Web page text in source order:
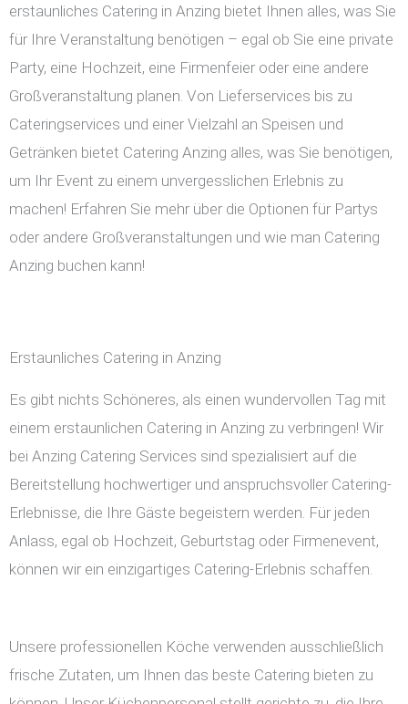
erstaunliches Catering in Anzing bietet Ihnen alles, was Sie
für Ihre Veranstaltung benötigen – egal ob Sie eine private
Party, eine Hochzeit, eine Firmenfeier oder eine andere
Großveranstaltung planen. Von Lieferservices bis zu
Cateringservices und einer Vielzahl an Speisen und
Getränken bietet Catering Anzing alles, was Sie benötigen,
um Ihr Event zu einem unvergesslichen Erlebnis zu
machen! Erfahren Sie mehr über die Optionen für Partys
oder andere Großveranstaltungen und wie man Catering
Anzing buchen kann!
Erstaunliches Catering in Anzing
Es gibt nichts Schöneres, als einen wundervollen Tag mit
einem erstaunlichen Catering in Anzing zu verbringen! Wir
bei Anzing Catering Services sind spezialisiert auf die
Bereitstellung hochwertiger und anspruchsvoller Catering-
Erlebnisse, die Ihre Gäste begeistern werden. Für jeden
Anlass, egal ob Hochzeit, Geburtstag oder Firmenevent,
können wir ein einzigartiges Catering-Erlebnis schaffen.
Unsere professionellen Köche verwenden ausschließlich
frische Zutaten, um Ihnen das beste Catering bieten zu